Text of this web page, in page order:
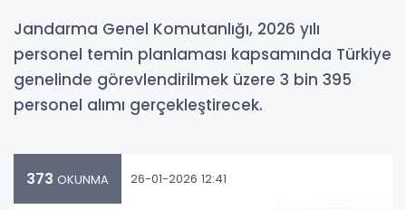
Jandarma Genel Komutanlığı, 2026 yılı
personel temin planlaması kapsamında Türkiye
genelinde görevlendirilmek üzere 3 bin 395
personel alımı gerçekleştirecek.
373 OKUNMA 26-01-2026 12:41